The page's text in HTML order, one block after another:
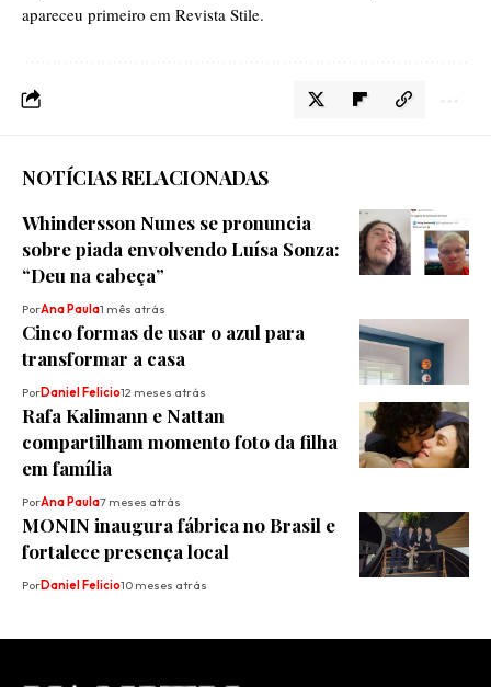
apareceu primeiro em Revista Stile.
NOTÍCIAS RELACIONADAS
Whindersson Nunes se pronuncia
sobre piada envolvendo Luísa Sonza:
“Deu na cabeça”
PorAna Paula1 mês atrás
Cinco formas de usar o azul para
transformar a casa
PorDaniel Felicio12 meses atrás
Rafa Kalimann e Nattan
compartilham momento foto da filha
em família
PorAna Paula7 meses atrás
MONIN inaugura fábrica no Brasil e
fortalece presença local
PorDaniel Felicio10 meses atrás